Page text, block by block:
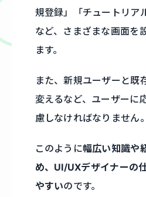
規登録」「チュートリア
など、さまざまな画面を
ます。
また、新規ユーザーと既
変えるなど、ユーザーに
慮しなければなりません。
このように幅広い知識や
め、UI/UXデザイナーの
やすいのです。